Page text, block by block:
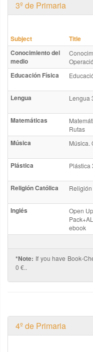
3º de Primaria
Subject Title
Conocimiento del
medio
Educación Física
Lengua Lengua
Matemáticas
Rutas
Música Música.
Plástica Plástica
Religión Católica
Inglés
Open
ebook
*Note: If you have Book-
0 €..
4º de Primaria